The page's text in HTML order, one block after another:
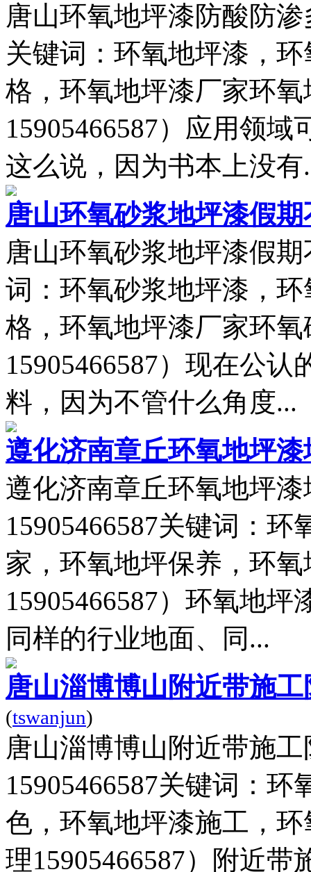
唐山环氧地坪漆防酸防
关键词：环氧地坪漆，
格，环氧地坪漆厂家环
15905466587）应用领
这么说，因为书本上没有
唐山环氧砂浆地坪漆假
唐山环氧砂浆地坪漆假
词：环氧砂浆地坪漆，
格，环氧地坪漆厂家环
15905466587）现在公
料，因为不管什么角度...
遵化济南章丘环氧地坪
遵化济南章丘环氧地坪
15905466587关键词：
家，环氧地坪保养，环
15905466587）环氧地
同样的行业地面、同...
唐山淄博博山附近带施
(tswanjun)
唐山淄博博山附近带施
15905466587关键词：
色，环氧地坪漆施工，
理15905466587）附近